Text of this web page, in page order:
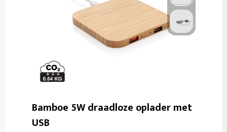
Bamboe 5W draadloze oplader met
USB